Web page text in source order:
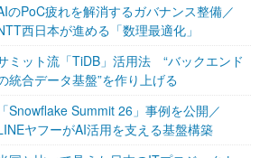
のPoC疲れを解消するガバナンス整備／
西日本が進める「数理最適化」
ミット流「TiDB」活用法 “バックエンド
統合データ基盤”を作り上げる
「Snowflake Summit 26」事例を公開／
ヤフーがAI活用を支える基盤構築